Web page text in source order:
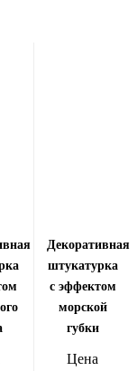
Декоративная
штукатурка
с эффектом
морской
губки
Цена